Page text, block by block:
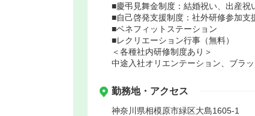
■慶弔見舞金制度：結婚祝い、出産祝
■自己啓発支援制度：社外研修参加支
■ベネフィットステーション
■レクリエーション行事（無料）
＜各種社内研修制度あり＞
中途入社オリエンテーション、ブラ
勤務地・アクセス
神奈川県相模原市緑区大島1605-1